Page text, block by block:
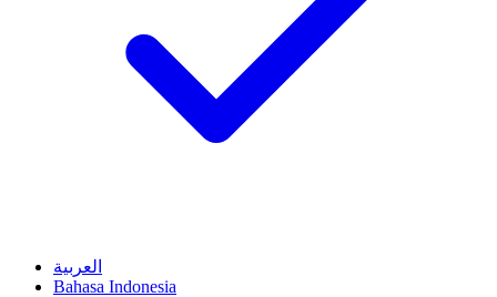
العربية
Bahasa Indonesia